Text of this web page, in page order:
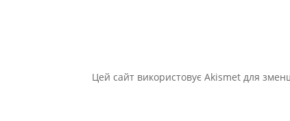
Цей сайт використовує Akismet для